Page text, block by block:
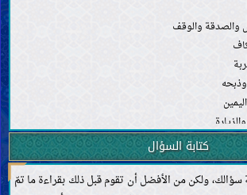
والصدقة والوقف
والهجرة
والأمر بالمعروف والنهي عن المنكر
كتابة السؤال
سؤالك، ولكن من الأفضل أن تقوم قبل ذلك بقراءة ما تمّ